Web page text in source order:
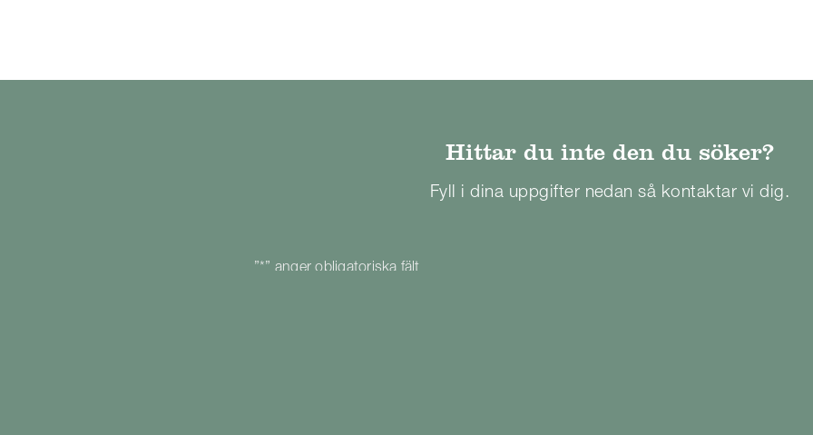
Hittar du inte den du söker?
Fyll i dina uppgifter nedan så kontaktar vi dig.
”*” anger obligatoriska fält